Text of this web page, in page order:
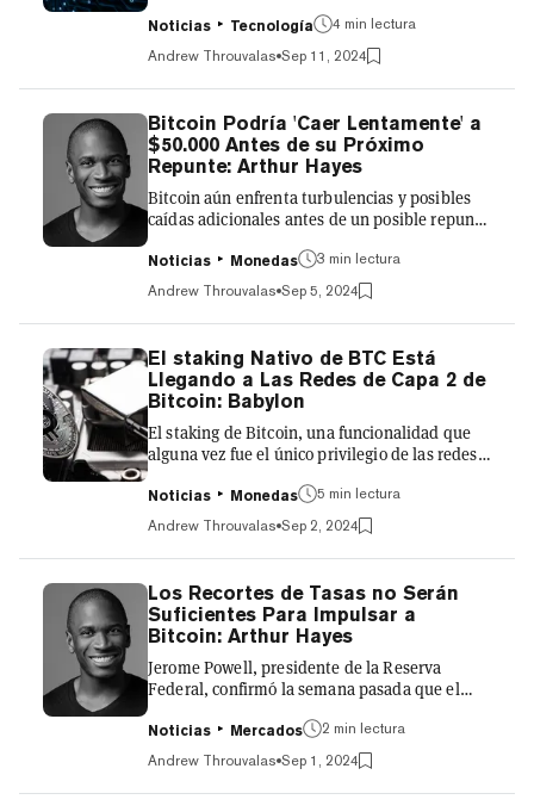
indistinguible del propio blockchain de capa 1
de Bitcoin. El domingo, Fractal anunció el
lanzamiento de la red principal de su red de
sidechain de Bitcoin. Como homenaje, Fractal
incluyó en su bloque génesis el mismo
mensaje incrustado en el primer bloque de
Bitcoin sobre los rescates bancarios, atribuido
al creador seudónimo Satoshi Nakamoto. A
pesar de un comienzo difícil en cua...
Noticias Tecnología
4 min lectura
Andrew Throuvalas Sep 11, 2024
Bitcoin Podría 'Caer Lentamente' a
$50.000 Antes de su Próximo
Repunte: Arthur Hayes
Bitcoin aún enfrenta turbulencias y posibles
caídas adicionales antes de un posible repunte
cofundador de BitMEX, Arthur Hayes. En su
última publicación, el famoso analista de
criptomonedas admitió que su predicción
anterior de que el mercado alcista de Bitcoin
"comenzaría de nuevo" en septiembre fue
incorrecta, pero que su pesimismo sigue
siendo "temporal". "He cambiado de opinión,
pero no afecta en absoluto mi
posicionamiento. Todavía estoy muy...
Noticias Monedas
3 min lectura
Andrew Throuvalas Sep 5, 2024
El staking Nativo de BTC Está
Llegando a Las Redes de Capa 2 de
Bitcoin: Babylon
El staking de Bitcoin, una funcionalidad que
alguna vez fue el único privilegio de las redes
se está convirtiendo rápidamente en una
realidad. Gracias a Babylon, los HODLers ya
pueden bloquear sus BTC, que pronto se
utilizarán para asegurar y obtener rendimiento
de múltiples blockchains basadas en staking al
mismo tiempo. Si bien esto tiene enormes
implicaciones para toda la economía de las
criptomonedas, sus consecuencias pueden
sentirse con mayor fu...
Noticias Monedas
5 min lectura
Andrew Throuvalas Sep 2, 2024
Los Recortes de Tasas no Serán
Suficientes Para Impulsar a
Bitcoin: Arthur Hayes
Jerome Powell, presidente de la Reserva
Federal, confirmó la semana pasada que el
está a la vuelta de la esquina. ¿Pero esto es
realmente alcista para Bitcoin? La sabiduría
convencional dice que sí, pero Arthur Hayes,
cofundador de BitMEX y entusiasta de Bitcoin
Noticias Mercados
2 min lectura
Andrew Throuvalas Sep 1, 2024